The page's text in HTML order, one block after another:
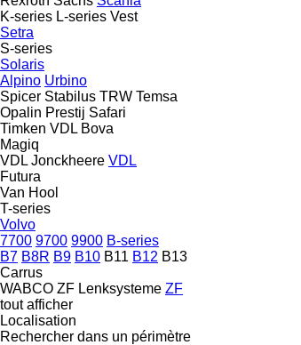
K-series L-series Vest
Setra
S-series
Solaris
Alpino Urbino
Spicer Stabilus TRW Temsa
Opalin Prestij Safari
Timken VDL Bova
Magiq
VDL Jonckheere VDL
Futura
Van Hool
T-series
Volvo
7700 9700 9900 B-series
B7 B8R B9 B10 B11 B12 B13
Carrus
WABCO ZF Lenksysteme ZF
tout afficher
Localisation
Rechercher dans un périmètre